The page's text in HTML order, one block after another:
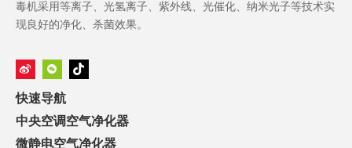
毒机采用等离子、光氢离子、紫外线、光催化、纳米光子等技术实
现良好的净化、杀菌效果。
快速导航
中央空调空气净化器
微静电空气净化器